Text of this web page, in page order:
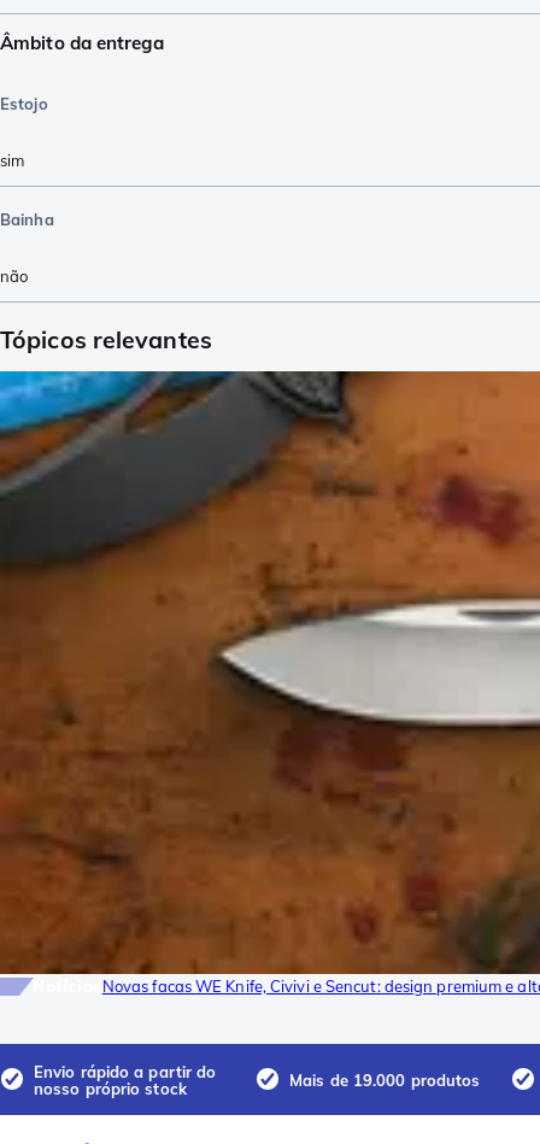
Âmbito da entrega
Estojo
sim
Bainha
não
Tópicos relevantes
Novas facas WE Knife, Civivi e Sencut: design premium e
Envio rápido a partir do
nosso próprio stock
Mais de 19.000 produtos